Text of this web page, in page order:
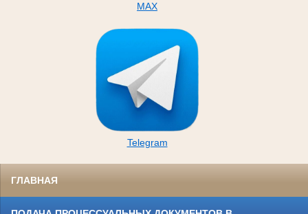
MAX
Telegram
ГЛАВНАЯ